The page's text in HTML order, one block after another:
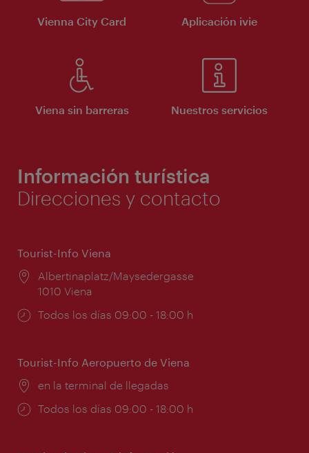
Vienna City Card Aplicación ivie
Viena sin barreras Nuestros servicios
Información turística
Direcciones y contacto
Tourist-Info Viena
Lugar:
Albertinaplatz/Maysedergasse
1010 Viena
Horarios
Todos los días 09:00 - 18:00 h
Tourist-Info Aeropuerto de Viena
Lugar:
en la terminal de llegadas
Horarios
Todos los días 09:00 - 18:00 h